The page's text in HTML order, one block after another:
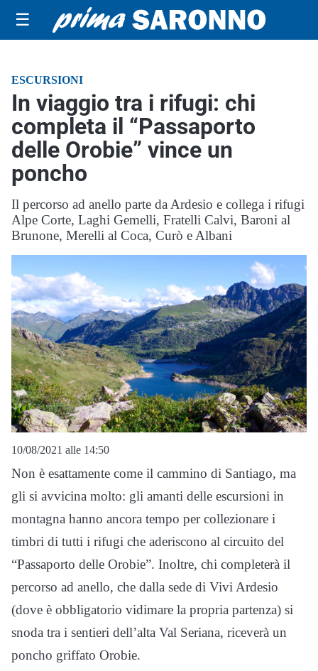
☰
ESCURSIONI
In viaggio tra i rifugi: chi
completa il “Passaporto
delle Orobie” vince un
poncho
Il percorso ad anello parte da Ardesio e collega i rifugi
Alpe Corte, Laghi Gemelli, Fratelli Calvi, Baroni al
Brunone, Merelli al Coca, Curò e Albani
10/08/2021 alle 14:50
Non è esattamente come il cammino di Santiago, ma
gli si avvicina molto: gli amanti delle escursioni in
montagna hanno ancora tempo per collezionare i
timbri di tutti i rifugi che aderiscono al circuito del
“Passaporto delle Orobie”. Inoltre, chi completerà il
percorso ad anello, che dalla sede di Vivi Ardesio
(dove è obbligatorio vidimare la propria partenza) si
snoda tra i sentieri dell’alta Val Seriana, riceverà un
poncho griffato Orobie.